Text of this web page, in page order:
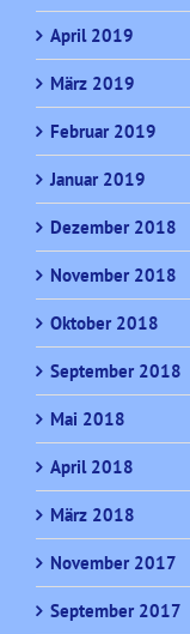
April 2019
März 2019
Februar 2019
Januar 2019
Dezember 2018
November 2018
Oktober 2018
September 2018
Mai 2018
April 2018
März 2018
November 2017
September 2017